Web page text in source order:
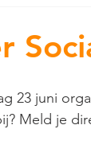
23 juni
Meld je